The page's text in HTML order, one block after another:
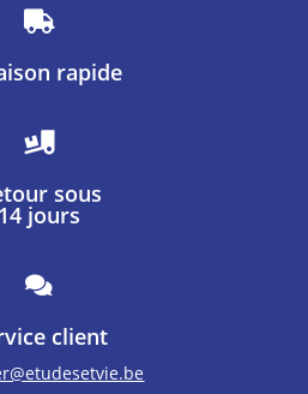

rapide

sous
14 jours

client